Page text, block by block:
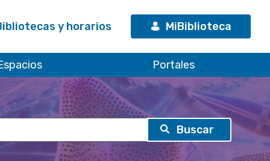
y horarios MiBiblioteca
Portales